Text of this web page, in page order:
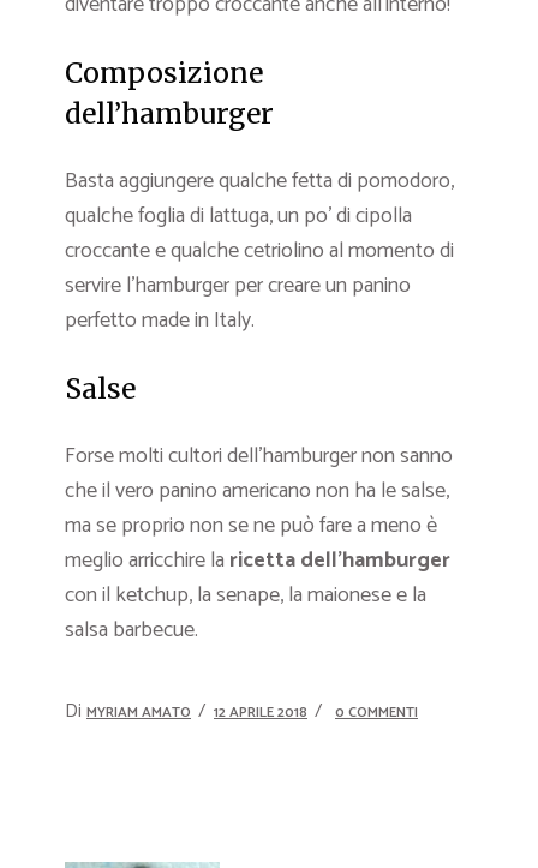
Composizione
dell’hamburger
Basta aggiungere qualche fetta di pomodoro,
qualche foglia di lattuga, un po’ di cipolla
croccante e qualche cetriolino al momento di
servire l’hamburger per creare un panino
perfetto made in Italy.
Salse
Forse molti cultori dell’hamburger non sanno
che il vero panino americano non ha le salse,
ma se proprio non se ne può fare a meno è
meglio arricchire la ricetta dell’hamburger
con il ketchup, la senape, la maionese e la
salsa barbecue.
Di MYRIAM AMATO 12 APRILE 2018 0 COMMENTI